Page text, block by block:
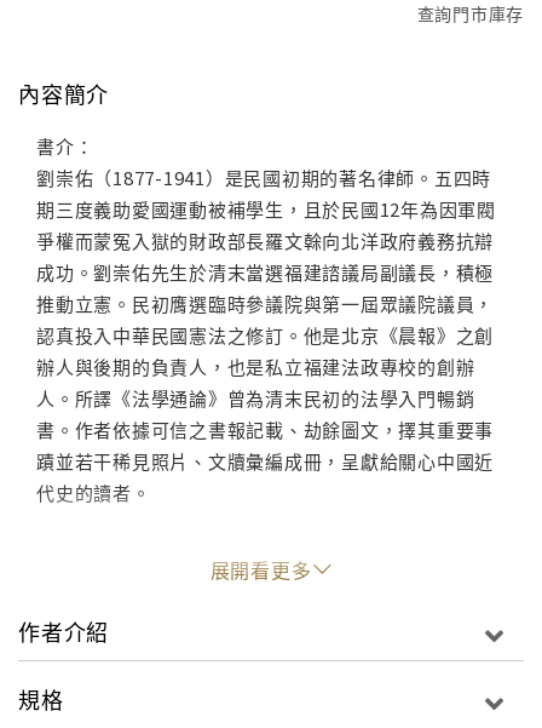
查詢門市庫存
內容簡介
書介：
劉崇佑（1877-1941）是民國初期的著名律師。五四時
期三度義助愛國運動被補學生，且於民國12年為因軍閥
爭權而蒙冤入獄的財政部長羅文榦向北洋政府義務抗辯
成功。劉崇佑先生於清末當選福建諮議局副議長，積極
推動立憲。民初膺選臨時參議院與第一屆眾議院議員，
認真投入中華民國憲法之修訂。他是北京《晨報》之創
辦人與後期的負責人，也是私立福建法政專校的創辦
人。所譯《法學通論》曾為清末民初的法學入門暢銷
書。作者依據可信之書報記載、劫餘圖文，擇其重要事
蹟並若干稀見照片、文牘彙編成冊，呈獻給關心中國近
代史的讀者。
1.劉崇佑先生是中華民國憲法制訂成員之一，並是法學
名著《法學通論》的中譯第一人，曾任民國早期的七君
子、《益世報》與《國民公報》及五四時期抗議學生的
2.本書由劉崇佑長孫彙集史料及稀見照片，如實呈現民
展開看更多
作者介紹
規格